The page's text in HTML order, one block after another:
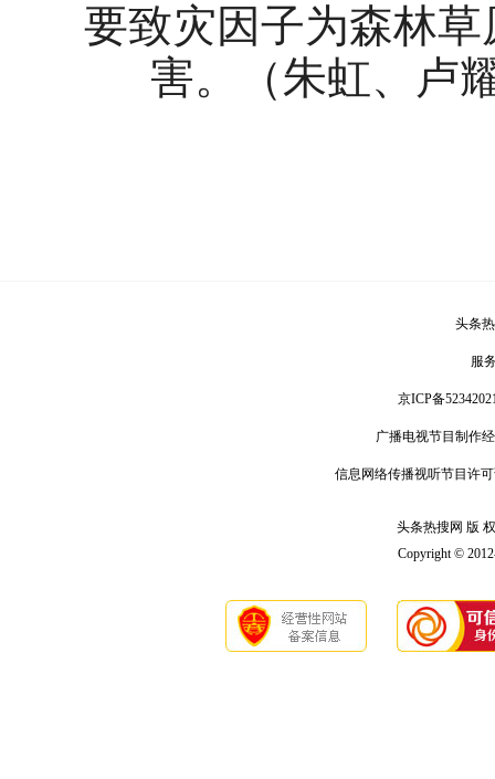
要致灾因子为森林
害。（朱虹、卢
头条
服
京ICP备
广播电视节目制作
信息网络传播视听节目许
头条热搜网 版
Copyright ©